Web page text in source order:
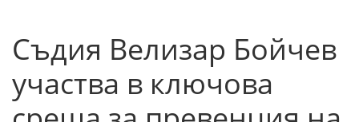
Съдия Велизар Бойчев
участва в ключова